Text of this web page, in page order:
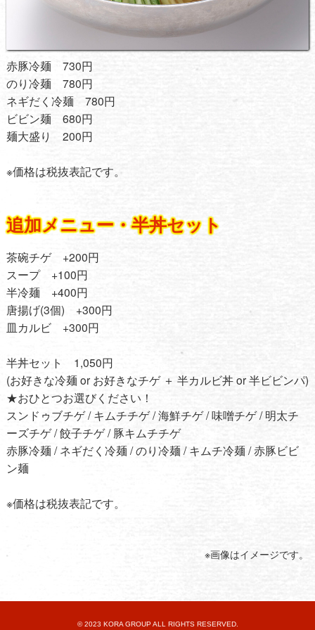
赤豚冷麺 730円
のり冷麺 780円
ネギだく冷麺 780円
ビビン麺 680円
麺大盛り 200円
※価格は税抜表記です。
追加メニュー・半丼セット
茶碗チゲ +200円
スープ +100円
半冷麺 +400円
唐揚げ(3個) +300円
皿カルビ +300円
半丼セット 1,050円
(お好きな冷麺 or お好きなチゲ ＋ 半カルビ丼 or 半ビビンパ)
★おひとつお選びください！
スンドゥブチゲ / キムチチゲ / 海鮮チゲ / 味噌チゲ / 明太チ
ーズチゲ / 餃子チゲ / 豚キムチチゲ
赤豚冷麺 / ネギだく冷麺 / のり冷麺 / キムチ冷麺 / 赤豚ビビ
ン麺
※価格は税抜表記です。
※画像はイメージです。
© 2023 KORA GROUP ALL RIGHTS RESERVED.